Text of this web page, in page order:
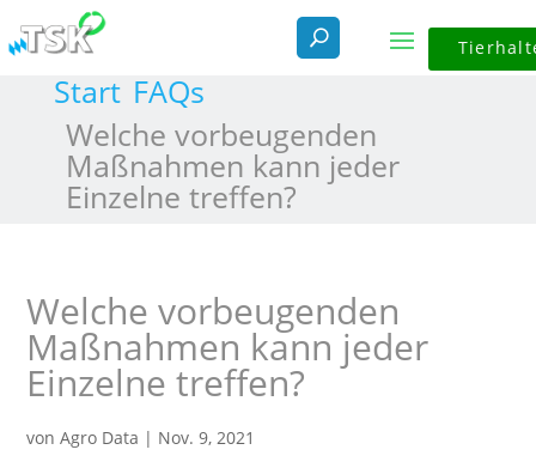
Start FAQs
Welche vorbeugenden
Maßnahmen kann jeder
Einzelne treffen?
Welche vorbeugenden
Maßnahmen kann jeder
Einzelne treffen?
vonAgro Data | Nov. 9, 2021